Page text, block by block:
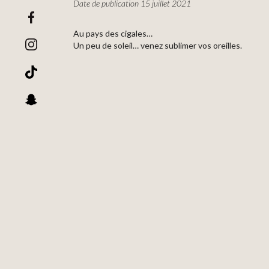
Date de publication 15 juillet 2021
Au pays des cigales…
Un peu de soleil… venez sublimer vos oreilles.